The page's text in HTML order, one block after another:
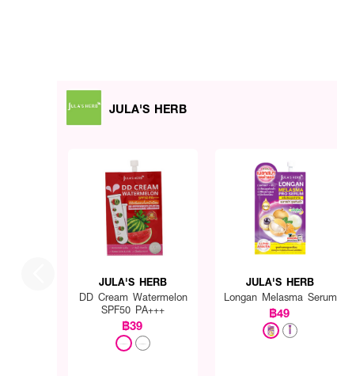
JULA'S HERB
JULA'S HERB
DD Cream Watermelon
SPF50 PA+++
฿39
JULA'S HERB
Longan Melasma Serum
฿49